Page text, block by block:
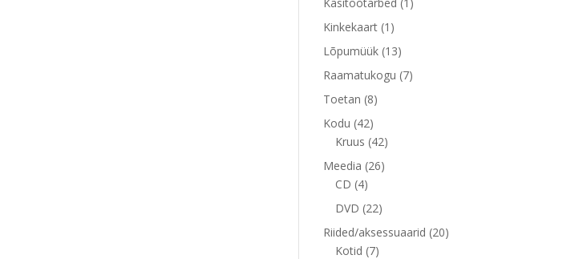
Kinkekaart 1 1
toode
Lõpumüük 1313
toodet
Raamatukogu 77
Toetan 88
Kodu 4242
toodet
Kruus 4242
Meedia 2626
CD 44
toodet
DVD 2222
Riided/aksessuaarid 2020
Kotid 77